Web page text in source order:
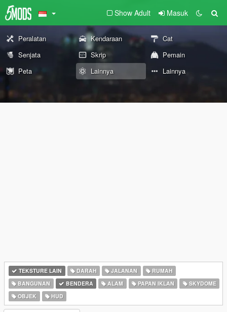
Show Adult Masuk
Peralatan Kendaraan
Cat
Senjata
Skrip
Pemain
Peta
Lainnya Lainnya
TEKSTURE LAIN DARAH JALANAN
RUMAH
BANGUNAN
BENDERA ALAM PAPAN IKLAN
SKYDOME
OBJEK
HUD